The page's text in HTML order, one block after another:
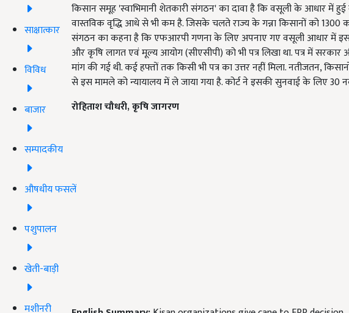
साक्षात्कार
विविध
बाजार
सम्पादकीय
औषधीय फसलें
पशुपालन
खेती-बाड़ी
मशीनरी
किसान समूह 'स्वाभिमानी शेतकारी संगठन' का दावा है कि वसूली के आधार में हुई
वास्तविक वृद्धि आधे से भी कम है. जिसके चलते राज्य के गन्ना किसानों को 1300
संगठन का कहना है कि एफआरपी गणना के लिए अपनाए गए वसूली आधार में इस
और कृषि लागत एवं मूल्य आयोग (सीएसीपी) को भी पत्र लिखा था. पत्र में
मांग की गई थी. कई हफ्तों तक किसी भी पत्र का उत्तर नहीं मिला. नतीजतन,
से इस मामले को न्यायालय में ले जाया गया है. कोर्ट ने इसकी सुनवाई के लिए 30
रोहिताश चौधरी,कृषि जागरण